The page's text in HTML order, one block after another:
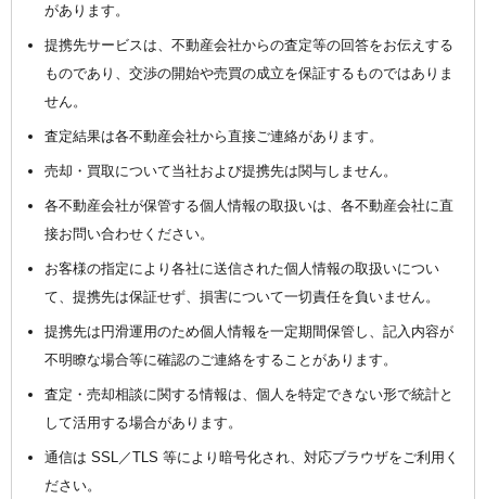
があります。
提携先サービスは、不動産会社からの査定等の回答をお伝えする
ものであり、交渉の開始や売買の成立を保証するものではありま
せん。
査定結果は各不動産会社から直接ご連絡があります。
売却・買取について当社および提携先は関与しません。
各不動産会社が保管する個人情報の取扱いは、各不動産会社に直
接お問い合わせください。
お客様の指定により各社に送信された個人情報の取扱いについ
て、提携先は保証せず、損害について一切責任を負いません。
提携先は円滑運用のため個人情報を一定期間保管し、記入内容が
不明瞭な場合等に確認のご連絡をすることがあります。
査定・売却相談に関する情報は、個人を特定できない形で統計と
して活用する場合があります。
通信は SSL／TLS 等により暗号化され、対応ブラウザをご利用く
ださい。